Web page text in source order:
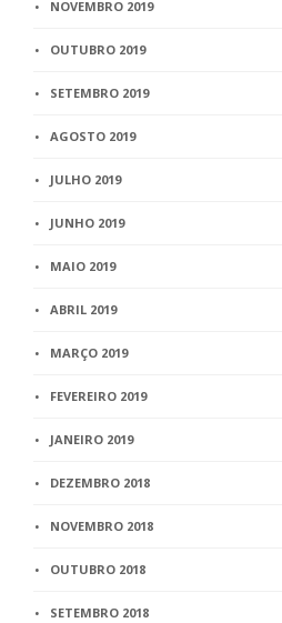
NOVEMBRO 2019
OUTUBRO 2019
SETEMBRO 2019
AGOSTO 2019
JULHO 2019
JUNHO 2019
MAIO 2019
ABRIL 2019
MARÇO 2019
FEVEREIRO 2019
JANEIRO 2019
DEZEMBRO 2018
NOVEMBRO 2018
OUTUBRO 2018
SETEMBRO 2018